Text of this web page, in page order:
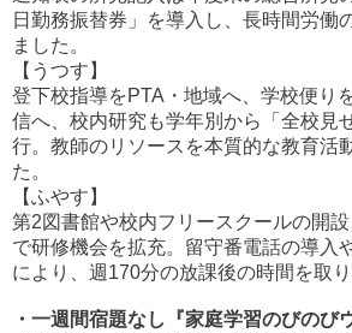
日勤務振替券」を導入し、長時間労働
ました。
【うつす】
登下校指導をPTA・地域へ、学校便り
信へ、校内研究も学年別から「全校見
行。教師のリソースを本質的な教育活
た。
【ふやす】
第2図書館や校内フリースクールの開
で研修機会を拡充。留守番電話の導入
により、週170分の放課後の時間を取り
・一週間宿題なし『家庭学習のびのび